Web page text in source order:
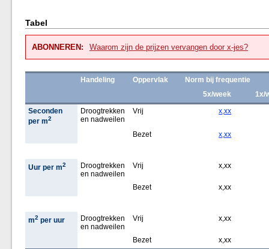
Tabel
ABONNEREN: Waarom zijn de prijzen vervangen door x-jes?
Handeling Oppervlak
Norm bij frequentie
5x/week
1x/
Seconden
per m2
Droogtrekken
en nadweilen
Vrij x,xx
Bezet x,xx
Uur per m2
Droogtrekken
en nadweilen
Vrij x,xx
Bezet x,xx
m2per uur
Droogtrekken
en nadweilen
Vrij x,xx
Bezet x,xx